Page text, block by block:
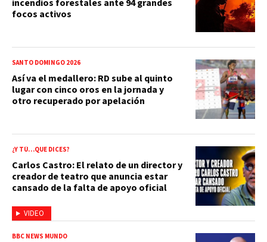
incendios forestales ante 94 grandes
focos activos
SANTO DOMINGO 2026
Así va el medallero: RD sube al quinto
lugar con cinco oros en la jornada y
otro recuperado por apelación
VIDEO
¿Y TÚ…QUE DICES?
Carlos Castro: El relato de un director y
creador de teatro que anuncia estar
cansado de la falta de apoyo oficial
BBC NEWS MUNDO